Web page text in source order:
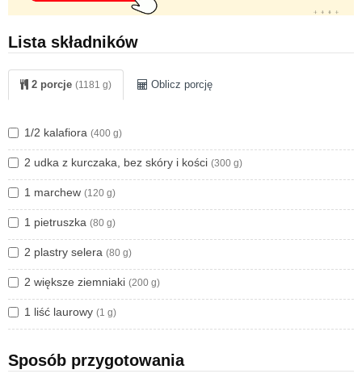
Lista składników
2 porcje (1181 g) Oblicz porcję
1/2 kalafiora (400 g)
2 udka z kurczaka, bez skóry i kości (300 g)
1 marchew (120 g)
1 pietruszka (80 g)
2 plastry selera (80 g)
2 większe ziemniaki (200 g)
1 liść laurowy (1 g)
Sposób przygotowania